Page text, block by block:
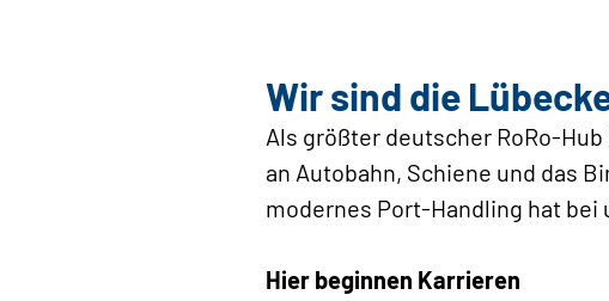
Wir sind die
Als größter deutscher RoRo-
an Autobahn, Schiene und das
modernes Port-Handling hat bei
Hier beginnen Karrieren